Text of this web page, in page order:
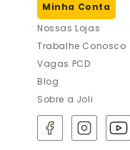
Minha Conta
Nossas Lojas
Trabalhe Conosco
Vagas PCD
Blog
Sobre a Joli